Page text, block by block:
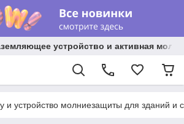
устройство и активная
и устройство молниезащиты для зданий и